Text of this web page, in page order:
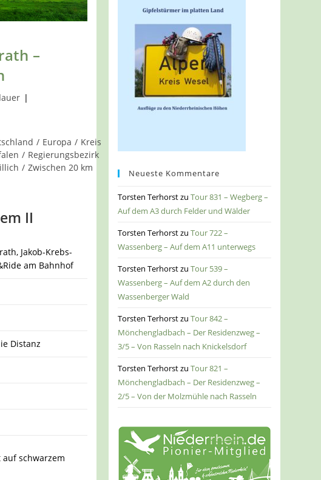
–
/ Europa / Kreis
/ Regierungsbezirk
/ Zwischen 20 km
II
Jakob-Krebs-
am Bahnhof
Distanz
schwarzem
Neueste Kommentare
Torsten TerhorstzuTour 831 – Wegberg –
Auf dem A3 durch Felder und Wälder
Torsten TerhorstzuTour 722 –
Wassenberg – Auf dem A11 unterwegs
Torsten TerhorstzuTour 539 –
Wassenberg – Auf dem A2 durch den
Wassenberger Wald
Torsten TerhorstzuTour 842 –
Mönchengladbach – Der Residenzweg –
3/5 – Von Rasseln nach Knickelsdorf
Torsten TerhorstzuTour 821 –
Mönchengladbach – Der Residenzweg –
2/5 – Von der Molzmühle nach Rasseln